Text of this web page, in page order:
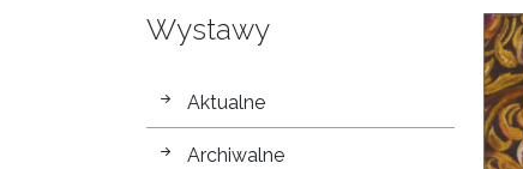
Wystawy
wystawy
Aktualne
Archiwalne